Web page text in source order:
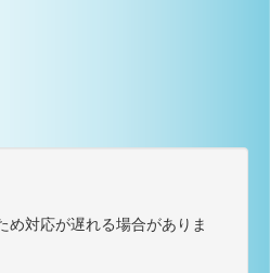
め対応が遅れる場合がありま